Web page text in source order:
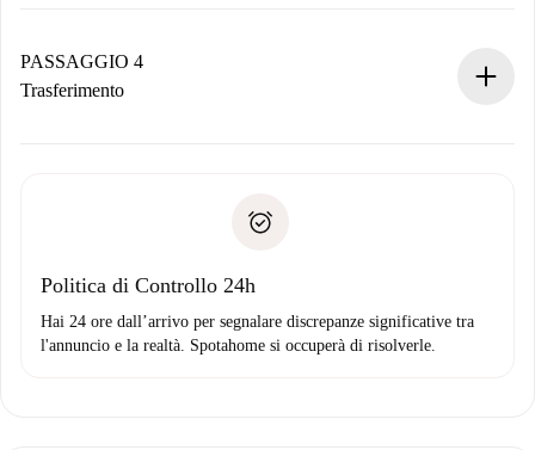
contatto con il proprietario.
Se rifiutata: non ti addebiteremo nulla e ti proporremo
Domiciliazione del pagamento
PASSAGGIO 4
Trasferimento
solo se non segnali problemi.
Politica di Controllo 24h
Hai 24 ore dall’arrivo per segnalare discrepanze significative tra
l'annuncio e la realtà. Spotahome si occuperà di risolverle.